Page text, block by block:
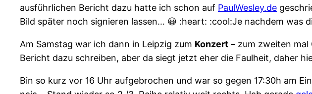
ausführlichen Bericht dazu hatte ich schon auf PaulWesley.de
Bild später noch signieren lassen… 😀 :heart: :cool:Je nachdem was
Am Samstag war ich dann in Leipzig zum Konzert – zum zweiten mal
Bericht dazu schreiben, aber da siegt jetzt eher die Faulheit, daher
Bin so kurz vor 16 Uhr aufgebrochen und war so gegen 17:30h am